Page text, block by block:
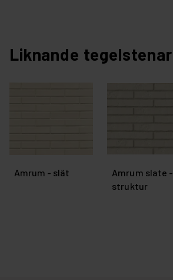
Liknande tegelstenar
Amrum - slät
Amrum slate -
struktur